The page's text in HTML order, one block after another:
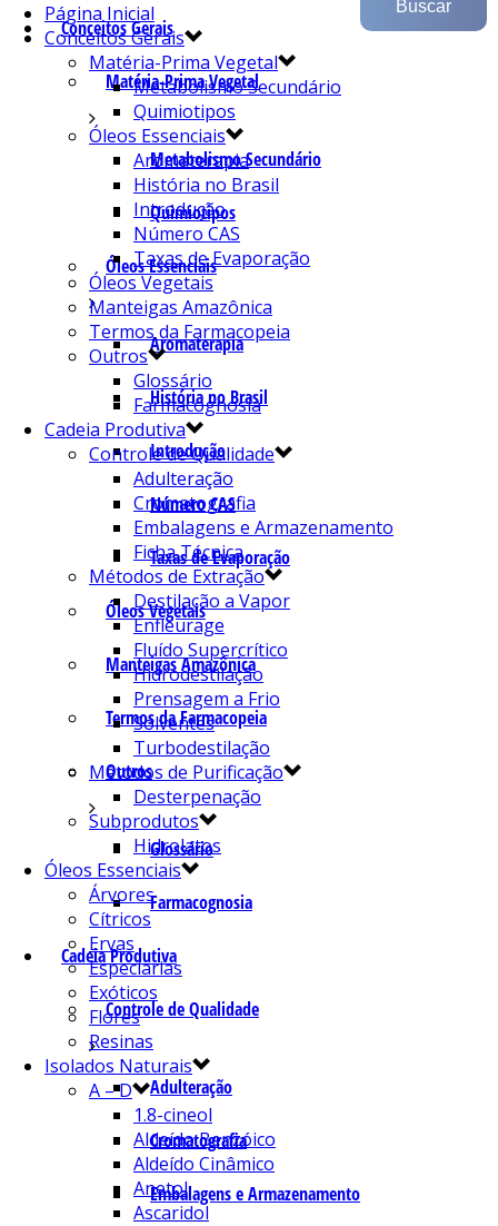
Conceitos Gerais
Matéria-Prima Vegetal
Metabolismo Secundário
Quimiotipos
Óleos Essenciais
Aromaterapia
História no Brasil
Introdução
Número CAS
Taxas de Evaporação
Óleos Vegetais
Manteigas Amazônica
Termos da Farmacopeia
Outros
Glossário
Farmacognosia
Cadeia Produtiva
Controle de Qualidade
Adulteração
Cromatografia
Embalagens e Armazenamento
Página Inicial
Conceitos Gerais
Matéria-Prima Vegetal
Metabolismo Secundário
Quimiotipos
Óleos Essenciais
Aromaterapia
História no Brasil
Introdução
Número CAS
Taxas de Evaporação
Óleos Vegetais
Manteigas Amazônica
Termos da Farmacopeia
Outros
Glossário
Farmacognosia
Cadeia Produtiva
Controle de Qualidade
Adulteração
Cromatografia
Embalagens e Armazenamento
Ficha Técnica
Métodos de Extração
Destilação a Vapor
Enfleurage
Fluído Supercrítico
Hidrodestilação
Prensagem a Frio
Solventes
Turbodestilação
Métodos de Purificação
Desterpenação
Subprodutos
Hidrolatos
Óleos Essenciais
Árvores
Cítricos
Ervas
Especiarias
Exóticos
Flores
Resinas
Isolados Naturais
A – D
1.8-cineol
Aldeído Benzóico
Aldeído Cinâmico
Anetol
Ascaridol